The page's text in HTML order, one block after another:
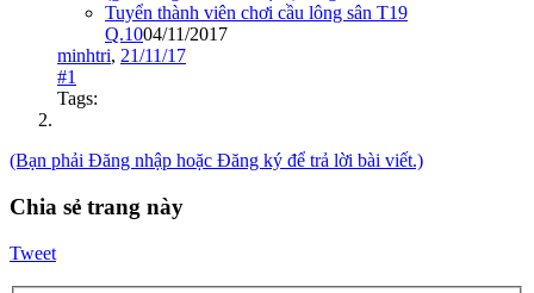
Tuyển thành viên chơi cầu lông sân T19
Q.1004/11/2017
minhtri, 21/11/17
#1
Tags:
(Bạn phải Đăng nhập hoặc Đăng ký để trả lời bài viết.)
Chia sẻ trang này
Tweet